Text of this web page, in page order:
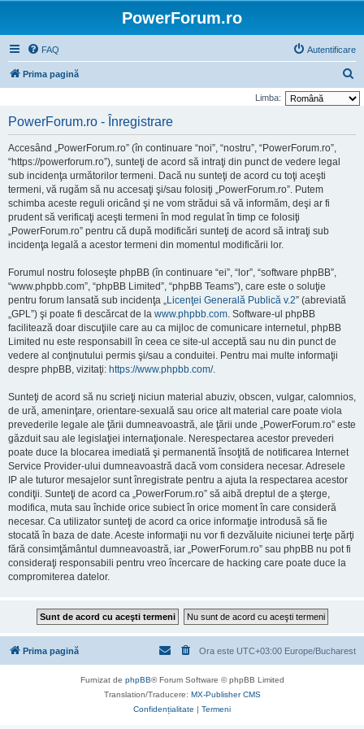
PowerForum.ro
FAQ Autentificare
Prima pagină
ă
Limba:
PowerForum.ro - Înregistrare
Accesând „PowerForum.ro” (în continuare “noi”, “nostru”, “PowerForum.ro”,
“https://powerforum.ro”), sunteţi de acord să intraţi din punct de vedere legal
sub incidenţa următorilor termeni. Dacă nu sunteţi de acord cu toţi aceşti
termeni, vă rugăm să nu accesaţi şi/sau folosiţi „PowerForum.ro”. Putem
schimba aceste reguli oricând şi ne vom strădui să vă informăm, deşi ar fi
prudent să verificaţi aceşti termeni în mod regulat în timp ce folosiţi
„PowerForum.ro” pentru că după modificări sunteţi de acord să intraţi sub
incidenţa legală a acestor termeni din momentul modificării lor.
Forumul nostru foloseşte phpBB (în continuare “ei”, “lor”, “software phpBB”,
“www.phpbb.com”, “phpBB Limited”, “phpBB Teams”), care este o soluţie
pentru forum lansată sub incidenţa „Licenţei Generală Publică v.2” (abreviată
„GPL”) şi poate fi descărcat de la www.phpbb.com. Software-ul phpBB
facilitează doar discuţiile care au ca mijloc de comunicare internetul, phpBB
Limited nu este responsabill în ceea ce site-ul acceptă sau nu din punct de
vedere al conţinutului permis şi/sau a conduitei. Pentru mai multe informaţii
despre phpBB, vizitaţi: https://www.phpbb.com/.
Sunteţi de acord să nu scrieţi niciun material abuziv, obscen, vulgar, calomnios,
de ură, ameninţare, orientare-sexuală sau orice alt material care poate viola
prevederile legale ale ţării dumneavoastră, ale ţării unde „PowerForum.ro” este
găzduit sau ale legislaţiei internaţionale. Nerespectarea acestor prevederi
poate duce la blocarea imediată şi permanentă însoţită de notificarea Internet
Service Provider-ului dumneavoastră dacă vom considera necesar. Adresele
IP ale tuturor mesajelor sunt înregistrate pentru a ajuta la respectarea acestor
condiţii. Sunteţi de acord ca „PowerForum.ro” să aibă dreptul de a şterge,
modifica, muta sau închide orice subiect în orice moment în care consideră
necesar. Ca utilizator sunteţi de acord ca orice informaţie introdusă să fie
stocată în baza de date. Aceste informaţii nu vor fi dezvăluite niciunei terţe părţi
fără consimţământul dumneavoastră, iar „PowerForum.ro” sau phpBB nu pot fi
consideraţi responsabili pentru vreo încercare de hacking care poate duce la
compromiterea datelor.
Prima pagină Ora este UTC+03:00 Europe/Bucharest
Furnizat de phpBB® Forum Software © phpBB Limited
Translation/Traducere: MX-Publisher CMS
Confidențialitate | Termeni